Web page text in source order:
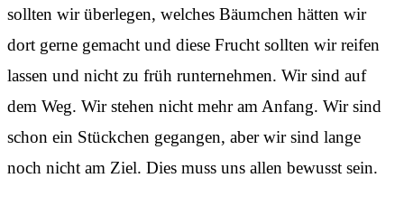
sollten wir überlegen, welches Bäumchen hätten wir
dort gerne gemacht und diese Frucht sollten wir reifen
lassen und nicht zu früh runternehmen. Wir sind auf
dem Weg. Wir stehen nicht mehr am Anfang. Wir sind
schon ein Stückchen gegangen, aber wir sind lange
noch nicht am Ziel. Dies muss uns allen bewusst sein.